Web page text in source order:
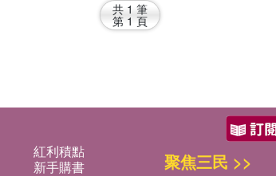
共 1 筆
第 1 頁
紅利積點
新手購書
聚焦三民 >>